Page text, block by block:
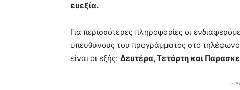
ευεξία.
Για περισσότερες πληροφορίες οι
υπεύθυνους του προγράμματος στο
είναι οι εξής: Δευτέρα, Τετάρτη και
-